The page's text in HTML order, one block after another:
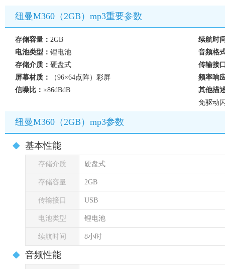
纽曼M360（2GB）mp3重要参数
存储容量： 2GB
续航时
电池类型： 锂电池
音频格
存储介质： 硬盘式
传输接
屏幕材质：
（96×64点阵）彩屏
频率响
信噪比： ≥86dBdB
其他描
免驱动
纽曼M360（2GB）mp3参数
基本性能
存储介质 硬盘式
存储容量 2GB
传输接口 USB
电池类型 锂电池
续航时间 8小时
音频性能